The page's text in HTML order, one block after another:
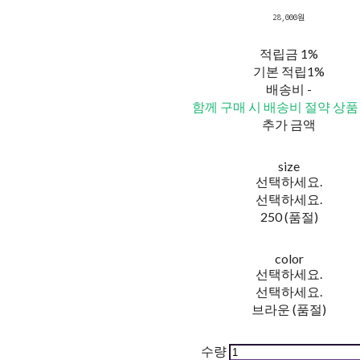
28,000원
적립금 1%
기본 적립1%
배송비 -
함께 구매 시 배송비 절약 상
추가 금액
size
선택하세요.
선택하세요.
250 (품절)
color
선택하세요.
선택하세요.
브라운 (품절)
수량